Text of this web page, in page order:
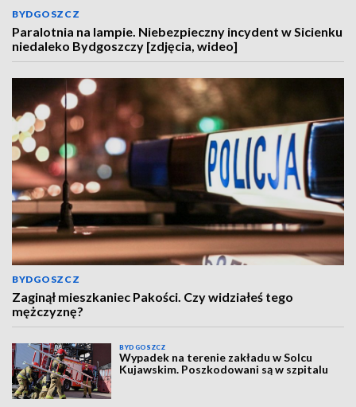
BYDGOSZCZ
Paralotnia na lampie. Niebezpieczny incydent w Sicienku
niedaleko Bydgoszczy [zdjęcia, wideo]
BYDGOSZCZ
Zaginął mieszkaniec Pakości. Czy widziałeś tego
mężczyznę?
BYDGOSZCZ
Wypadek na terenie zakładu w Solcu
Kujawskim. Poszkodowani są w szpitalu